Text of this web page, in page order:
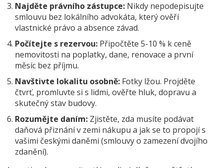
Najděte právního zástupce: Nikdy nepodepisujte
smlouvu bez lokálního advokáta, který ověří
vlastnické právo a absence závad.
Počítejte s rezervou: Připočtěte 5-10 % k ceně
nemovitosti na poplatky, dane, renovace a první
měsíc bez příjmu.
Navštivte lokalitu osobně: Fotky lžou. Projděte
čtvrť, promluvte si s lidmi, ověřte hluk, dopravu a
skutečný stav budovy.
Rozumějte daním: Zjistěte, zda musíte podávat
daňová přiznání v zemi nákupu a jak se to propojí s
vašimi českými daněmi (smlouvy o zamezení dvojího
zdanění).